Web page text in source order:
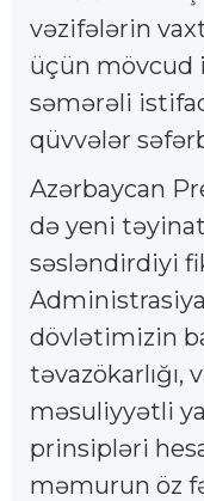
vəzifələrin
üçün mövcud
səmərəli
qüvvələr
Azərbaycan
də yeni
səsləndirdiyi
dövlətimizin
təvazökarlığı,
məsuliyyətli
prinsipləri
məmurun öz